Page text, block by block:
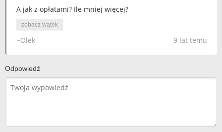
A jak z opłatami? Ile mniej więcej?
zobacz wątek
9 lat temu
~Olek
Odpowiedź